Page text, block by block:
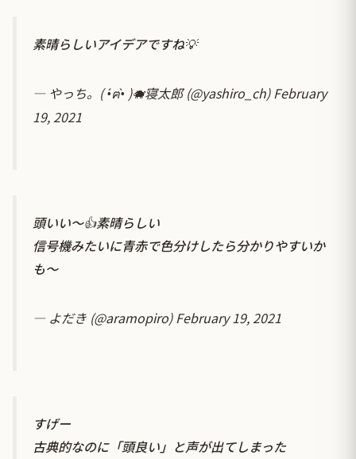
素晴らしいアイデアですね💡
— やっち。( •́ฅ•̀ )🐗寝太郎 (@yashiro_ch)February
19, 2021
頭いい〜👍素晴らしい
信号機みたいに青赤で色分けしたら分かりやすいか
も〜
— よだき (@aramopiro)February 19, 2021
すげー
古典的なのに「頭良い」と声が出てしまった